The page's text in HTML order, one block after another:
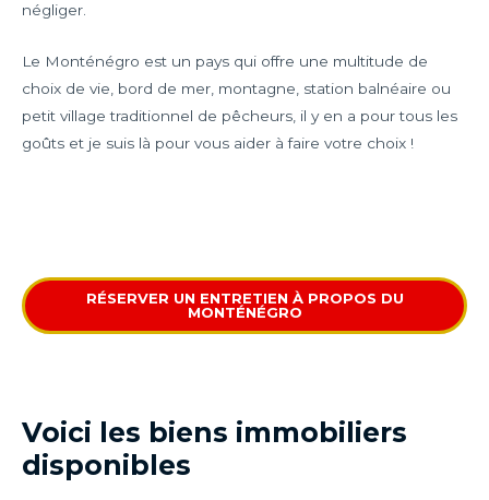
négliger.
Le Monténégro est un pays qui offre une multitude de
choix de vie, bord de mer, montagne, station balnéaire ou
petit village traditionnel de pêcheurs, il y en a pour tous les
goûts et je suis là pour vous aider à faire votre choix !
RÉSERVER UN ENTRETIEN À PROPOS DU
MONTÉNÉGRO
Voici les biens immobiliers
disponibles